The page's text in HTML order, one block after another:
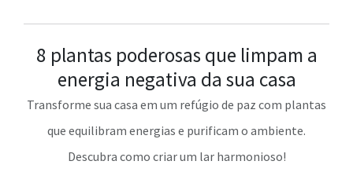
8 plantas poderosas que limpam a
energia negativa da sua casa
Transforme sua casa em um refúgio de paz com plantas
que equilibram energias e purificam o ambiente.
Descubra como criar um lar harmonioso!